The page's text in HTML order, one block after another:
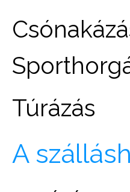
Túrázás
A